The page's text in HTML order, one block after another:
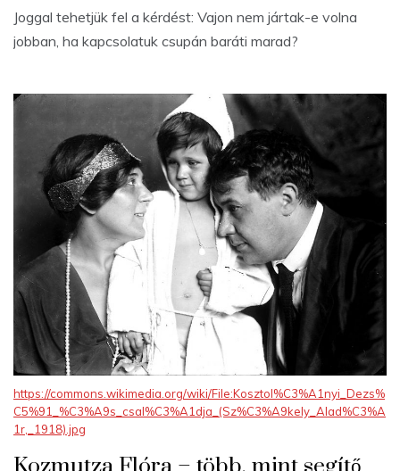
Joggal tehetjük fel a kérdést: Vajon nem jártak-e volna
jobban, ha kapcsolatuk csupán baráti marad?
https://commons.wikimedia.org/wiki/File:Kosztol%C3%A1nyi_Dezs%
C5%91_%C3%A9s_csal%C3%A1dja_(Sz%C3%A9kely_Alad%C3%A
1r,_1918).jpg